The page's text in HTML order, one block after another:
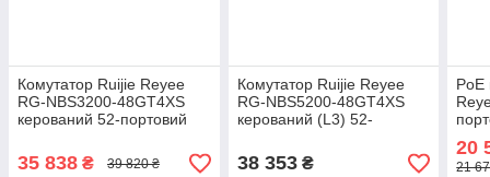
Комутатор Ruijie Reyee
RG-NBS3200-48GT4XS
керований 52-портовий
35 838 ₴ 39 820 ₴
Комутатор Ruijie Reyee
RG-NBS5200-48GT4XS
керований (L3) 52-
38 353₴
PoE
20
21